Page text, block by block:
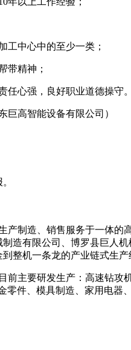
工中心中的至少一类；
带精神；
任心强，良好职业道德操守。
巨高智能设备有限公司）
制造、销售服务于一体的
造有限公司、博罗县巨人
整机一条龙的产业链式生
要研发生产：高速钻攻
零件、模具制造、家用电